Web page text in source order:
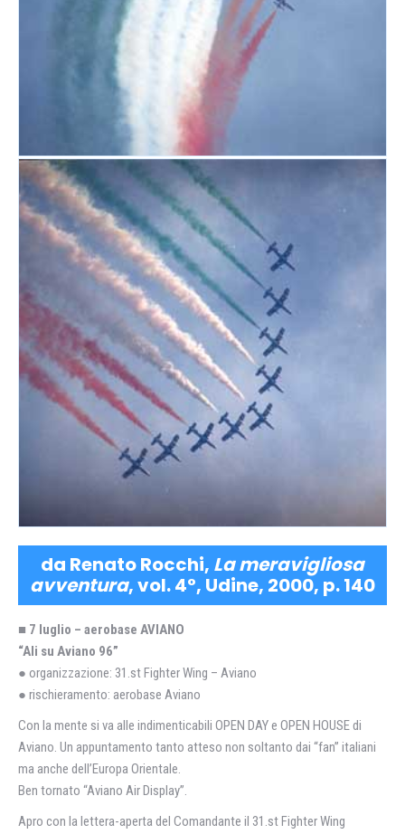
da Renato Rocchi, La meravigliosa
avventura, vol. 4°, Udine, 2000, p. 140
■ 7 luglio – aerobase AVIANO
“Ali su Aviano 96”
● organizzazione: 31.st Fighter Wing – Aviano
● rischieramento: aerobase Aviano
Con la mente si va alle indimenticabili OPEN DAY e OPEN HOUSE di
Aviano. Un appuntamento tanto atteso non soltanto dai “fan” italiani
ma anche dell’Europa Orientale.
Ben tornato “Aviano Air Display”.
Apro con la lettera-aperta del Comandante il 31.st Fighter Wing